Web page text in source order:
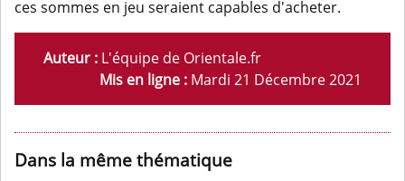
ces sommes en jeu seraient capables d'acheter.
Auteur : L'équipe de Orientale.fr
Mis en ligne : Mardi 21 Décembre 2021
Dans la même thématique